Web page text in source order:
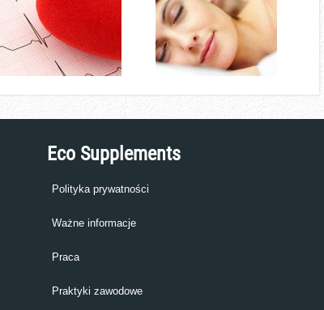
Eco Supplements
Polityka prywatności
Ważne informacje
Praca
Praktyki zawodowe